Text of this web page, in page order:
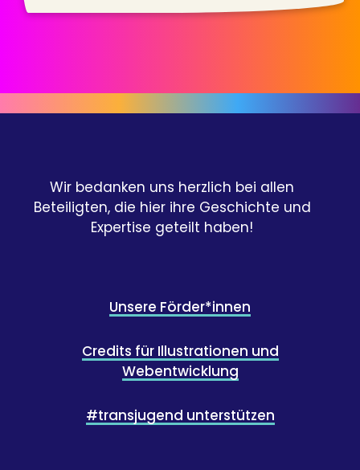
Wir bedanken uns herzlich bei allen
Beteiligten, die hier ihre Geschichte und
Expertise geteilt haben!
Unsere Förder*innen
Credits für Illustrationen und
Webentwicklung
#transjugend unterstützen